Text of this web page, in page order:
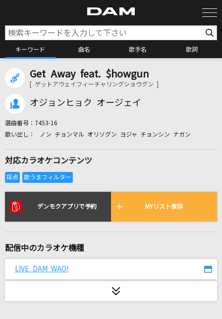
キーワード 曲名 歌手名 歌詞
カラオケ検索
リアルタイムで歌われている曲の一覧
退屈を再演しないで
瞳をとじて
Get Away feat. $howgun
[ ゲットアウェイフィーチャリングショウグン ]
オジョンヒョク オージェイ
選曲番号： 7453-16
ノン チョンマル オリソグン ヨジャ チョンシン ナガン
対応カラオケコンテンツ
デンモクアプリで予約 MYリスト保存
配信中のカラオケ機種
LIVE DAM WAO!